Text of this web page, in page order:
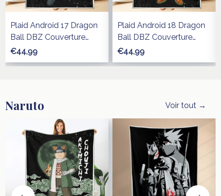
Plaid Android 17 Dragon
Ball DBZ Couverture
Plaid Polaire Plaid
Canapé
€44,99
Plaid Android 18 Dragon
Ball DBZ Couverture
Plaid Polaire Plaid
Canapé
€44,99
Naruto Voir tout →